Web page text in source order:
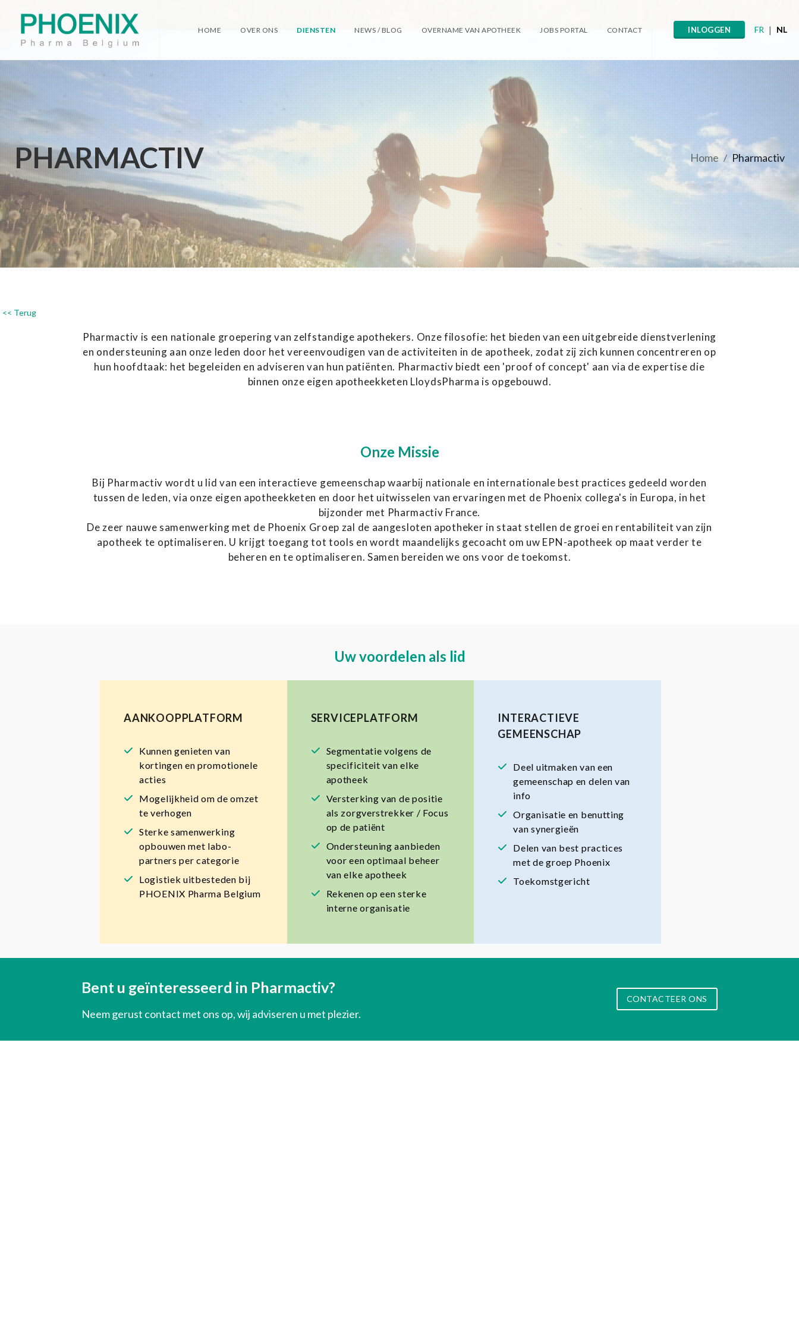
HOME OVER ONS DIENSTEN NEWS / BLOG OVERNAME VAN APOTHEEK JOBS PORTAL CONTACT INLOGGEN FR | NL
PHARMACTIV Home / Pharmactiv
<< Terug
Pharmactiv is een nationale groepering van zelfstandige apothekers. Onze filosofie: het bieden van een uitgebreide dienstverlening
en ondersteuning aan onze leden door het vereenvoudigen van de activiteiten in de apotheek, zodat zij zich kunnen concentreren op
hun hoofdtaak: het begeleiden en adviseren van hun patiënten. Pharmactiv biedt een 'proof of concept' aan via de expertise die
binnen onze eigen apotheekketen LloydsPharma is opgebouwd.
Onze Missie
Bij Pharmactiv wordt u lid van een interactieve gemeenschap waarbij nationale en internationale best practices gedeeld worden
tussen de leden, via onze eigen apotheekketen en door het uitwisselen van ervaringen met de Phoenix collega's in Europa, in het
bijzonder met Pharmactiv France.
De zeer nauwe samenwerking met de Phoenix Groep zal de aangesloten apotheker in staat stellen de groei en rentabiliteit van zijn
apotheek te optimaliseren. U krijgt toegang tot tools en wordt maandelijks gecoacht om uw EPN-apotheek op maat verder te
beheren en te optimaliseren. Samen bereiden we ons voor de toekomst.
Uw voordelen als lid
AANKOOPPLATFORM
Kunnen genieten van
kortingen en promotionele
acties
Mogelijkheid om de omzet
te verhogen
Sterke samenwerking
opbouwen met labo-
partners per categorie
Logistiek uitbesteden bij
PHOENIX Pharma Belgium
SERVICEPLATFORM
Segmentatie volgens de
specificiteit van elke
apotheek
Versterking van de positie
als zorgverstrekker / Focus
op de patiënt
Ondersteuning aanbieden
voor een optimaal beheer
van elke apotheek
Rekenen op een sterke
interne organisatie
INTERACTIEVE
GEMEENSCHAP
Deel uitmaken van een
gemeenschap en delen van
info
Organisatie en benutting
van synergieën
Delen van best practices
met de groep Phoenix
Toekomstgericht
Bent u geïnteresseerd in Pharmactiv?
Neem gerust contact met ons op, wij adviseren u met plezier.
CONTACTEER ONS